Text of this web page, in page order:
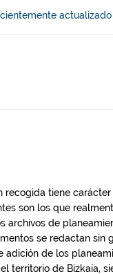
actualizado
recogida tiene carácter
son los que
archivos de
se redactan sin
adición de los
territorio de Bizkaia,